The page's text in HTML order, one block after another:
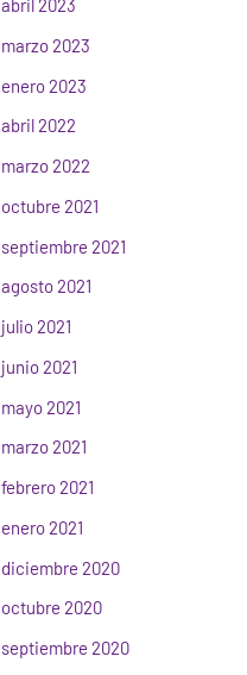
abril 2023
marzo 2023
enero 2023
abril 2022
marzo 2022
octubre 2021
septiembre 2021
agosto 2021
julio 2021
junio 2021
mayo 2021
marzo 2021
febrero 2021
enero 2021
diciembre 2020
octubre 2020
septiembre 2020